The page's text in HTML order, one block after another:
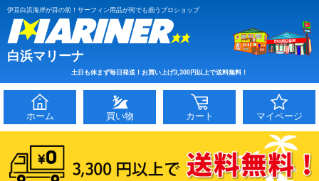
伊豆白浜海岸が目の前！サーフィン用品が何でも揃うプロショップ
白浜マリーナ
土日も休まず毎日発送！お買い上げ3,300円以上で送料無料！
ホーム 買い物 カート マイページ